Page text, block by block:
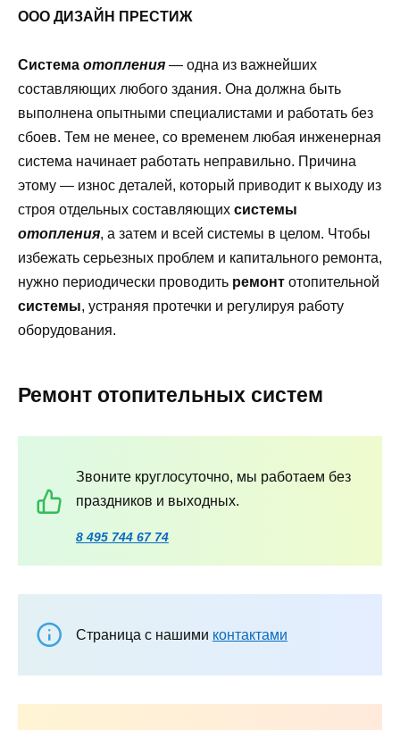
ООО ДИЗАЙН ПРЕСТИЖ
Система отопления — одна из важнейших
составляющих любого здания. Она должна быть
выполнена опытными специалистами и работать без
сбоев. Тем не менее, со временем любая инженерная
система начинает работать неправильно. Причина
этому — износ деталей, который приводит к выходу из
строя отдельных составляющих системы
отопления, а затем и всей системы в целом. Чтобы
избежать серьезных проблем и капитального ремонта,
нужно периодически проводить ремонт отопительной
системы, устраняя протечки и регулируя работу
оборудования.
Ремонт отопительных систем
Звоните круглосуточно, мы работаем без
праздников и выходных.
8 495 744 67 74
Страница с нашими контактами